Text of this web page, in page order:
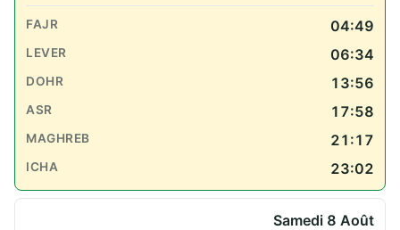
04:49
06:34
13:56
17:58
21:17
23:02
Samedi 8 Août